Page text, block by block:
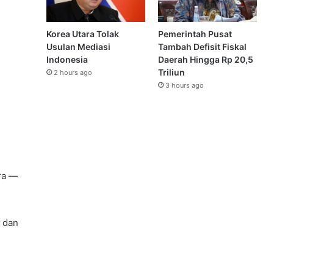
—
Korea Utara Tolak
Usulan Mediasi
Indonesia
2 hours ago
Pemerintah Pusat
Tambah Defisit Fiskal
Daerah Hingga Rp 20,5
Triliun
3 hours ago